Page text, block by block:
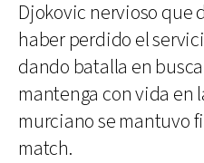
Djokovic nervioso que
haber perdido el
dando batalla en
mantenga con vida en
murciano se mantuvo
match.